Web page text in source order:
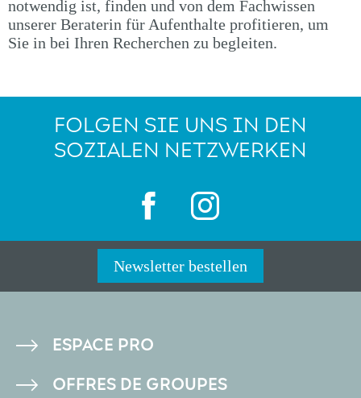
notwendig ist, finden und von dem Fachwissen
unserer Beraterin für Aufenthalte profitieren, um
Sie in bei Ihren Recherchen zu begleiten.
FOLGEN SIE UNS IN DEN
SOZIALEN NETZWERKEN
Newsletter bestellen
PIED
DE
ESPACE PRO
OFFRES DE GROUPES